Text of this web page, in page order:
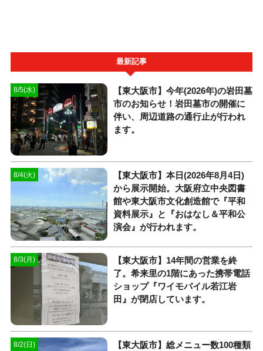
最新記事
8/5(水)
【東大阪市】今年(2026年)の岩田墓
市のお知らせ！岩田墓市の開催に
伴い、周辺道路の通行止が行われ
ます。
8/4(火)
【東大阪市】本日(2026年8月4日)
から展示開始。大阪府立中央図書
館や東大阪市文化創造館で『平和
資料展示』と『おはなし＆平和公
演会』が行われます。
8/3(月)
【東大阪市】14年間の営業を終
了。希来里の1階にあった携帯電話
ショップ『ワイモバイル若江岩
田』が閉店しています。
8/2(日)
【東大阪市】総メニュー数100種類